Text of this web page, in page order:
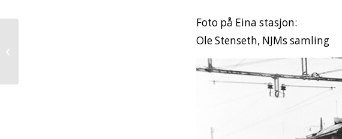
Foto på Eina stasjon:
Ole Stenseth, NJMs samling